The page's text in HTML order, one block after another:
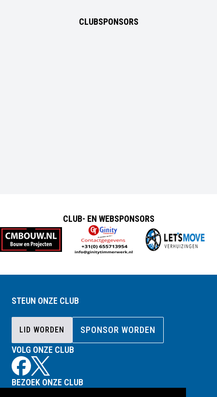
CLUBSPONSORS
CLUB- EN WEBSPONSORS
STEUN ONZE CLUB
LID WORDEN
SPONSOR WORDEN
VOLG ONZE CLUB
BEZOEK ONZE CLUB